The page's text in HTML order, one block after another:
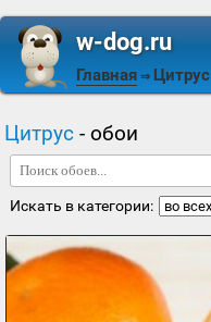
w-dog.ru
Главная ⇒ Цитрус
Цитрус - обои
Искать в категории: